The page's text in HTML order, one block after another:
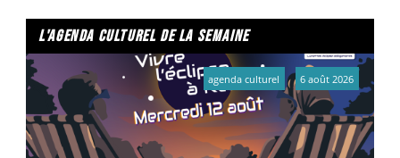
l'agenda culturel de la semaine
agenda culturel 6 août 2026